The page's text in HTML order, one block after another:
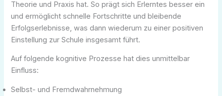
Theorie und Praxis hat. So prägt sich Erlerntes besser ein
und ermöglicht schnelle Fortschritte und bleibende
Erfolgserlebnisse, was dann wiederum zu einer positiven
Einstellung zur Schule insgesamt führt.
Auf folgende kognitive Prozesse hat dies unmittelbar
Einfluss:
Selbst- und Fremdwahrnehmung